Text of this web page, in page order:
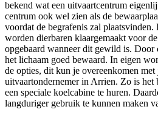
bekend wat een uitvaartcentrum
centrum ook wel zien als de
voordat de begrafenis zal
worden dierbaren klaargemaakt voor
opgebaard wanneer dit gewild is.
het lichaam goed bewaard. In eigen
de opties, dit kun je overeenkomen
uitvaartondernemer in Arrien. Zo is
een speciale koelcabine te huren.
langduriger gebruik te kunnen maken